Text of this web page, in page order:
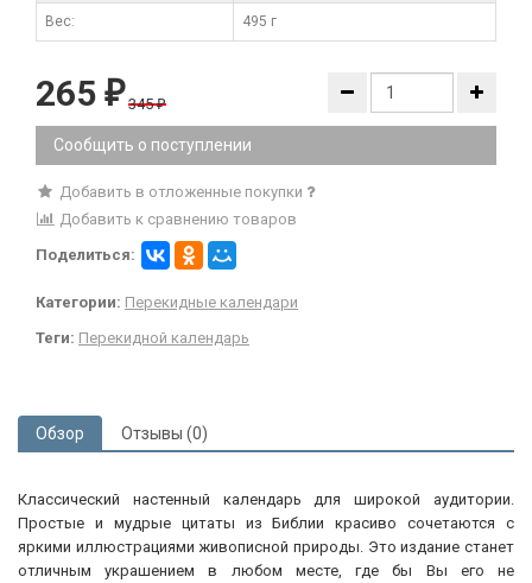
Вес: 495 г
265 ₽ 345₽
Сообщить о поступлении
Добавить в отложенные покупки
Добавить к сравнению товаров
Поделиться:
Категории: Перекидные календари
Теги: Перекидной календарь
Обзор Отзывы (0)
Классический настенный календарь для широкой аудитории.
Простые и мудрые цитаты из Библии красиво сочетаются с
яркими иллюстрациями живописной природы. Это издание станет
отличным украшением в любом месте, где бы Вы его не